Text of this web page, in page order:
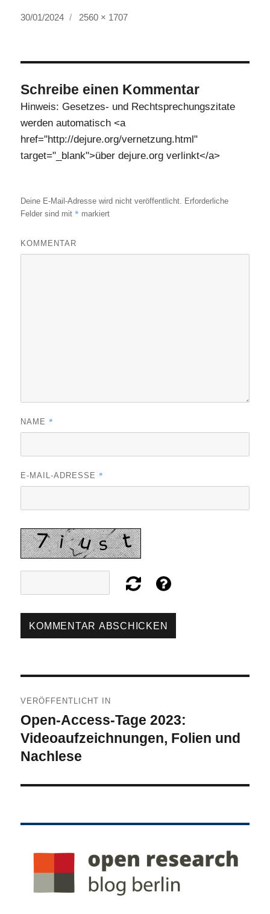
Veröffentlicht
30/01/2024
Volle
2560 × 1707
Schreibe einen Kommentar
Hinweis: Gesetzes- und Rechtsprechungszitate
werden automatisch <a
href="http://dejure.org/vernetzung.html"
target="_blank">über dejure.org verlinkt</a>
Deine E-Mail-Adresse wird nicht veröffentlicht. Erforderliche
Felder sind mit * markiert
KOMMENTAR
NAME *
E-MAIL-ADRESSE *
VERÖFFENTLICHT IN
Open-Access-Tage 2023:
Videoaufzeichnungen, Folien und
Nachlese